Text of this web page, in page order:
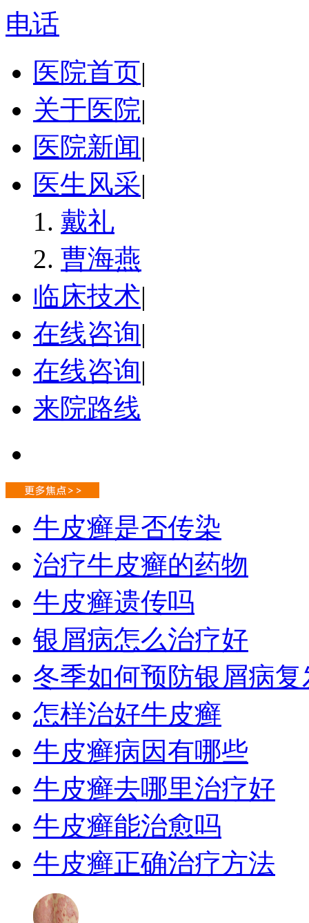
电话
医院首页|
关于医院|
医院新闻|
医生风采|
戴礼
曹海燕
临床技术|
在线咨询|
在线咨询|
来院路线
牛皮癣是否传染
治疗牛皮癣的药物
牛皮癣遗传吗
银屑病怎么治疗好
冬季如何预防银屑病复
怎样治好牛皮癣
牛皮癣病因有哪些
牛皮癣去哪里治疗好
牛皮癣能治愈吗
牛皮癣正确治疗方法